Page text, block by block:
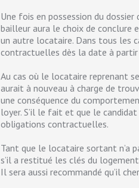
Une fois en possession du
bailleur aura le choix de conclure
un autre locataire. Dans tous les
contractuelles dès la date à
Au cas où le locataire reprenant
aurait à nouveau à charge de
une conséquence du
loyer. S’il le fait et que le
obligations contractuelles.
Tant que le locataire sortant n’a
s’il a restitué les clés du
Il sera aussi recommandé qu’il